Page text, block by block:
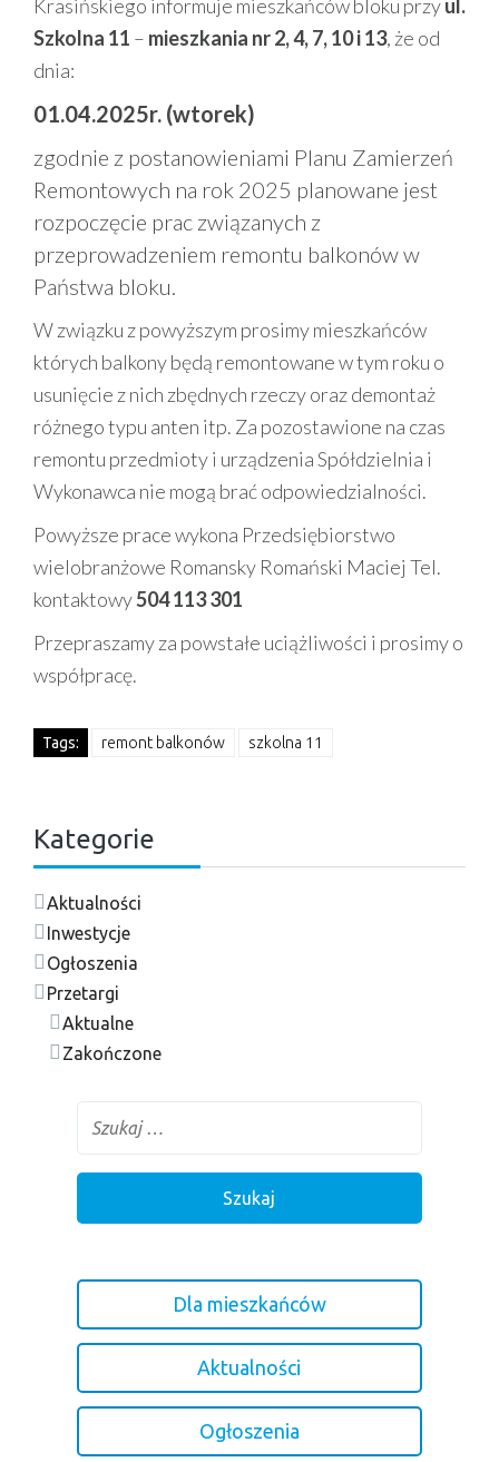
Krasińskiego informuje mieszkańców bloku przyul.
Szkolna 11 – mieszkania nr 2, 4, 7, 10 i 13, że od
dnia:
01.04.2025r. (wtorek)
zgodnie z postanowieniami Planu Zamierzeń
Remontowych na rok 2025 planowane jest
rozpoczęcie prac związanych z
przeprowadzeniem remontu balkonów w
Państwa bloku.
W związku z powyższym prosimy mieszkańców
których balkony będą remontowane w tym roku o
usunięcie z nich zbędnych rzeczy oraz demontaż
różnego typu anten itp. Za pozostawione na czas
remontu przedmioty i urządzenia Spółdzielnia i
Wykonawca nie mogą brać odpowiedzialności.
Powyższe prace wykona Przedsiębiorstwo
wielobranżowe Romansky Romański Maciej Tel.
kontaktowy504 113 301
Przepraszamy za powstałe uciążliwości i prosimy o
współpracę.
Tags: remont balkonów szkolna 11
Kategorie
Aktualności
Inwestycje
Ogłoszenia
Przetargi
Aktualne
Zakończone
Dla mieszkańców
Aktualności
Ogłoszenia